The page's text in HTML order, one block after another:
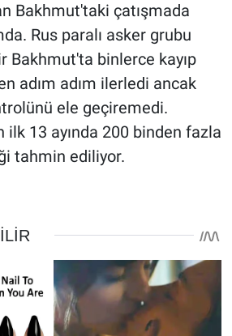
Bakhmut'taki çatışmada
Rus paralı asker grubu
Bakhmut'ta binlerce kayıp
adım adım ilerledi ancak
ele geçiremedi.
ilk 13 ayında 200 binden fazla
tahmin ediliyor.